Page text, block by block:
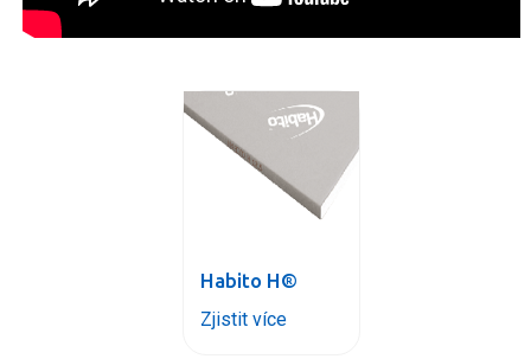
Habito H®
Zjistit více